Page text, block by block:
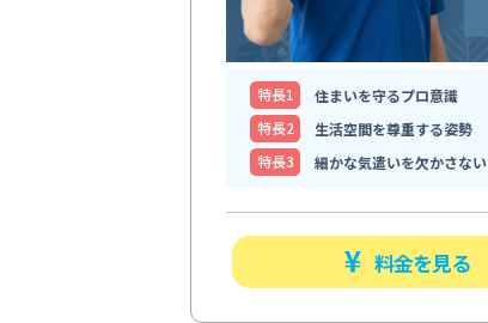
特⻑1
住まいを守るプロ意識
特⻑2
生活空間を尊重する姿勢
特⻑3
細かな気遣いを欠かさない
料金を見る